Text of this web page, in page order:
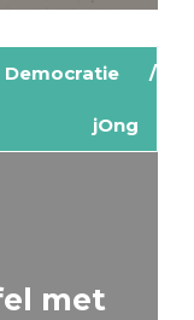
Democratie
jOng
met